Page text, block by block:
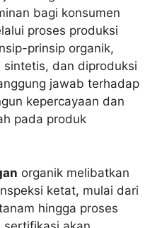
bagi konsumen
proses produksi
prinsip organik,
dan diproduksi
jawab terhadap
kepercayaan dan
pada produk
organik melibatkan
ketat, mulai dari
hingga proses